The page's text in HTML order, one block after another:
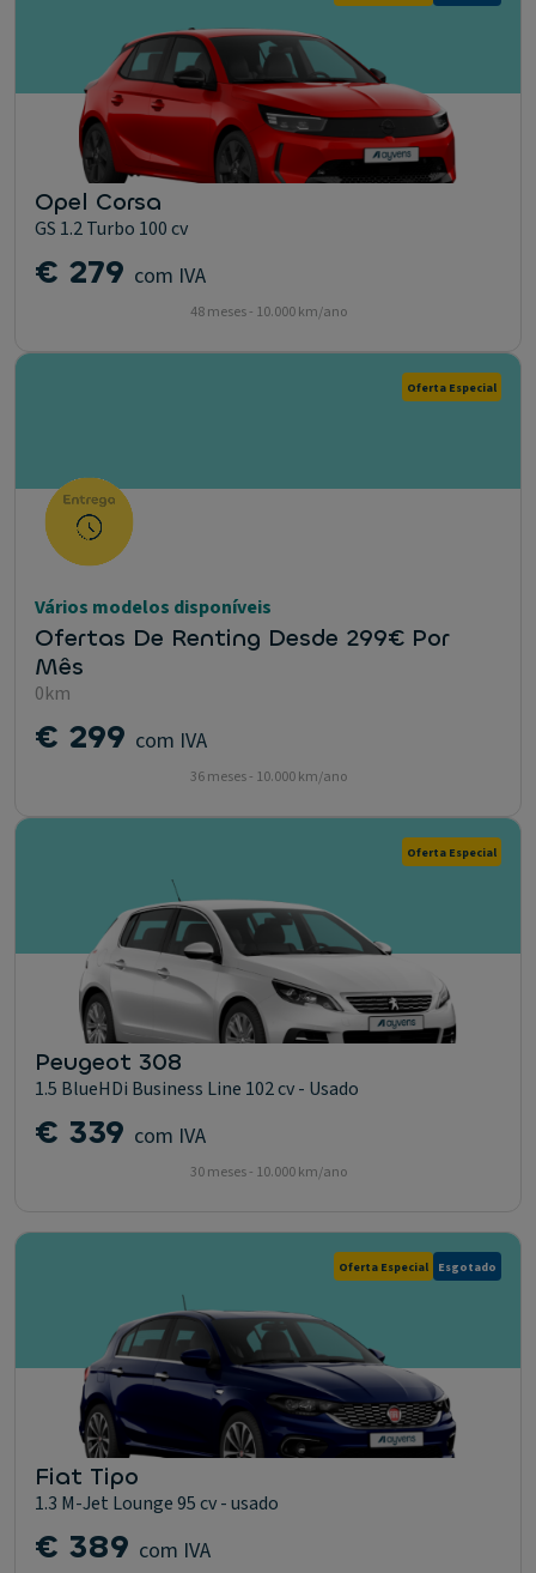
Opel Corsa
GS 1.2 Turbo 100 cv
€ 279 com IVA
48 meses - 10.000 km/ano
Oferta Especial
Vários modelos disponíveis
Ofertas De Renting Desde 299€ Por
Mês
0km
€ 299 com IVA
36 meses - 10.000 km/ano
Oferta Especial
Peugeot 308
1.5 BlueHDi Business Line 102 cv - Usado
€ 339 com IVA
30 meses - 10.000 km/ano
Oferta Especial Esgotado
Fiat Tipo
1.3 M-Jet Lounge 95 cv - usado
€ 389 com IVA